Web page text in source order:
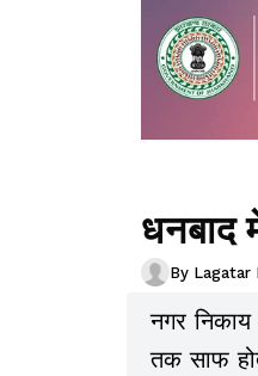
धनबाद
By Lagatar
नगर
तक साफ